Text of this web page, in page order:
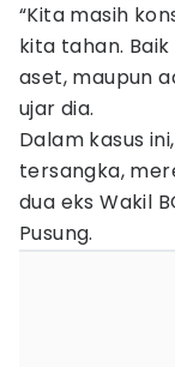
“Kita masih
kita tahan.
aset, maupun
ujar dia.
Dalam kasus
tersangka,
dua eks Wakil
Pusung.